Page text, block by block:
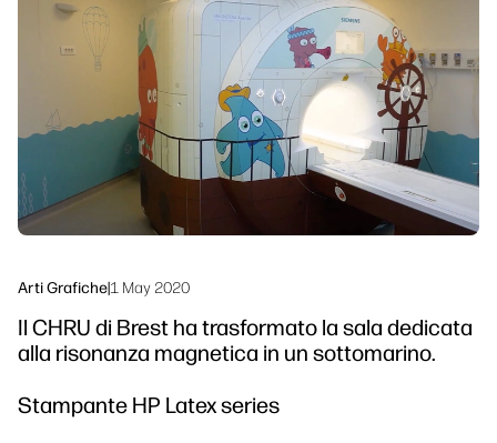
Soluzioni di flusso di lavoro
Arti Grafiche|1 May 2020
Il CHRU di Brest ha trasformato la sala dedicata
alla risonanza magnetica in un sottomarino.
Stampante HP Latex series